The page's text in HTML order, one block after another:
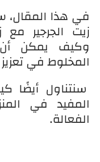
في هذا
زيت الجرجير
وكيف يمكن
المخلوط في
سنتناول أيضًا
المفيد في
الفعالة.